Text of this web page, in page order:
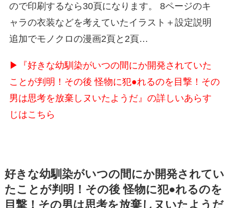
ので印刷するなら30頁になります。 8ページのキ
ャラの衣装などを考えていたイラスト＋設定説明
追加でモノクロの漫画2頁と2頁…
▶『好きな幼馴染がいつの間にか開発されていた
ことが判明！その後 怪物に犯●れるのを目撃！その
男は思考を放棄しヌいたようだ』の詳しいあらす
じはこちら
好きな幼馴染がいつの間にか開発されてい
たことが判明！その後 怪物に犯●れるのを
目撃！その男は思考を放棄しヌいたようだ